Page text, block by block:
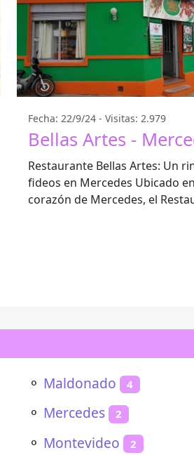
Fecha: 22/9/24 - Visitas: 2.979
Bellas Artes -
Restaurante Bellas Artes: Un
fideos en Mercedes Ubicado en el
corazón de Mercedes, el
⚬ Maldonado 4
⚬ Mercedes 2
⚬ Montevideo 2